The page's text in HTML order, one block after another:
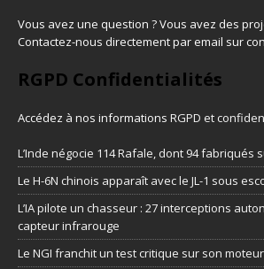
Vous avez une question ? Vous avez des
Contactez-nous directement par email sur
RGPD Confidentialités
Accédez à nos informations RGPD et
L’Inde négocie 114 Rafale, dont 94 fabriqués
Le H-6N chinois apparaît avec le JL-1 sous
L’IA pilote un chasseur : 27 interceptions
capteur infrarouge
Le NGI franchit un test critique sur son